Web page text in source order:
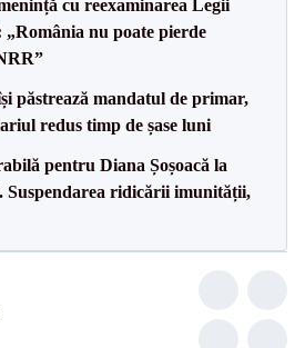
cu reexaminarea Legii
nu poate pierde
păstrează mandatul de primar,
redus timp de șase luni
pentru Diana Șoșoacă la
ridicării imunității,